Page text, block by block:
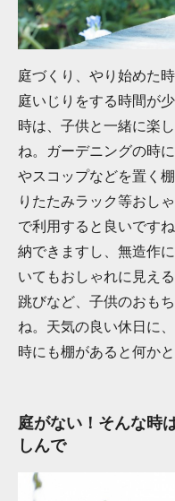
庭づくり、やり始めた
庭いじりをする時間が
時は、子供と一緒に楽
ね。ガーデニングの時
やスコップなどを置く
りたたみラック等おし
で利用すると良いです
納できますし、無造作
いてもおしゃれに見え
跳びなど、子供のおも
ね。天気の良い休日に
時にも棚があると何か
庭がない！そんな時
しんで